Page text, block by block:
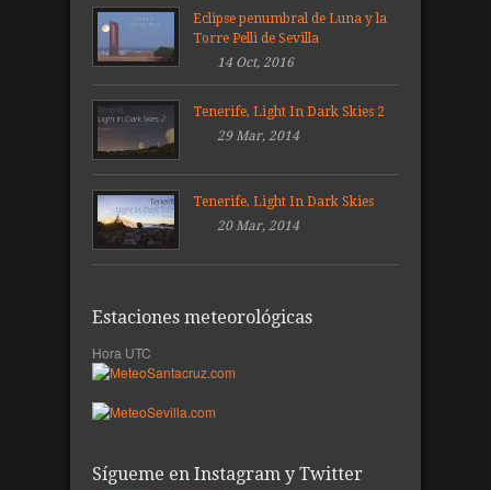
Eclipse penumbral de Luna y la
Torre Pelli de Sevilla
14 Oct, 2016
Tenerife, Light In Dark Skies 2
29 Mar, 2014
Tenerife, Light In Dark Skies
20 Mar, 2014
Estaciones meteorológicas
Hora UTC
Sígueme en Instagram y Twitter